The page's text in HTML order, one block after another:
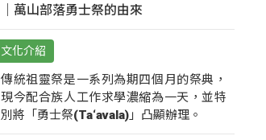
｜萬山部落勇士祭的由來
文化介紹
傳統祖靈祭是一系列為期四個月的祭典，
現今配合族人工作求學濃縮為一天，並特
別將「勇士祭(Ta‘avala)」凸顯辦理。